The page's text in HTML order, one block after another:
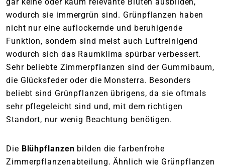
wodurch sie immergrün sind. Grünpflanzen haben
nicht nur eine auflockernde und beruhigende
Funktion, sondern sind meist auch Luftreinigend
wodurch sich das Raumklima spürbar verbessert.
Sehr beliebte Zimmerpflanzen sind der Gummibaum,
die Glücksfeder oder die Monsterra. Besonders
beliebt sind Grünpflanzen übrigens, da sie oftmals
sehr pflegeleicht sind und, mit dem richtigen
Standort, nur wenig Beachtung benötigen.
Die Blühpflanzen bilden die farbenfrohe
Zimmerpflanzenabteilung. Ähnlich wie Grünpflanzen